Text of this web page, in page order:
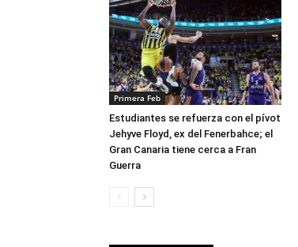
Primera Feb
Estudiantes se refuerza con el pívot
Jehyve Floyd, ex del Fenerbahce; el
Gran Canaria tiene cerca a Fran
Guerra